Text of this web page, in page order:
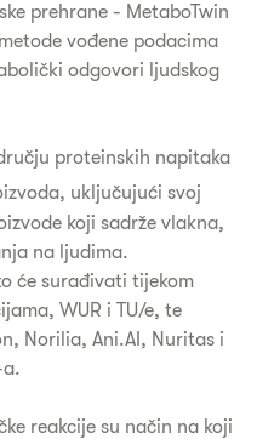
prehrane - MetaboTwin
vođene podacima
odgovori ljudskog
proteinskih napitaka
uključujući svoj
koji sadrže vlakna,
na ljudima.
će surađivati tijekom
WUR i TU/e, te
Norilia, Ani.AI, Nuritas i
reakcije su način na koji